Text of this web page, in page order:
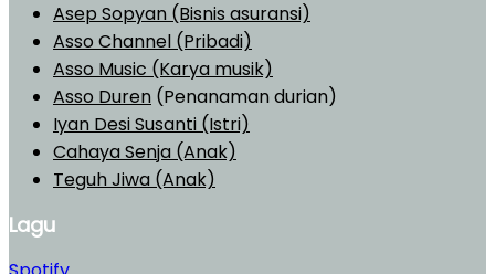
Asep Sopyan (Bisnis asuransi)
Asso Channel (Pribadi)
Asso Music (Karya musik)
Asso Duren (Penanaman durian)
Iyan Desi Susanti (Istri)
Cahaya Senja (Anak)
Teguh Jiwa (Anak)
Lagu